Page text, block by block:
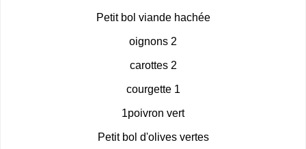
Petit bol viande hachée
2 oignons
2 carottes
1 courgette
1poivron vert
Petit bol d'olives vertes